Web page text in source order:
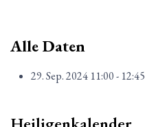
Alle Daten
29. Sep. 2024 11:00 - 12:45